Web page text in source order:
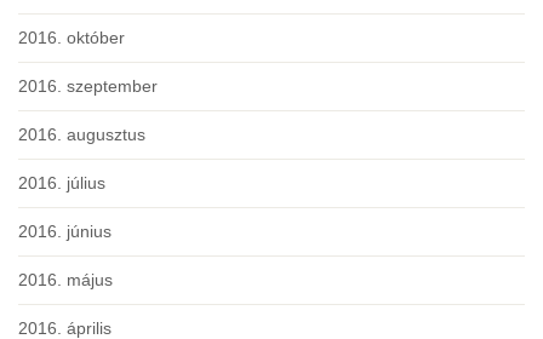
2016. október
2016. szeptember
2016. augusztus
2016. július
2016. június
2016. május
2016. április